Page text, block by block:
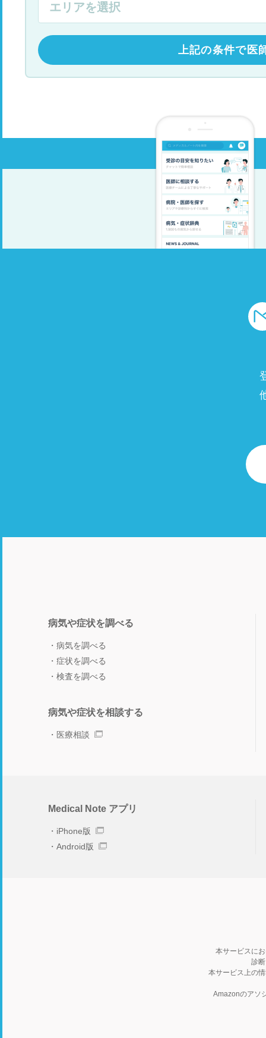
上記の条件で医
病気や症状を調べる
病気を調べる
症状を調べる
検査を調べる
病気や症状を相談する
医療相談
Medical Note アプリ
iPhone版
Android版
本サービスに
診
本サービス上の
Amazonのアソ